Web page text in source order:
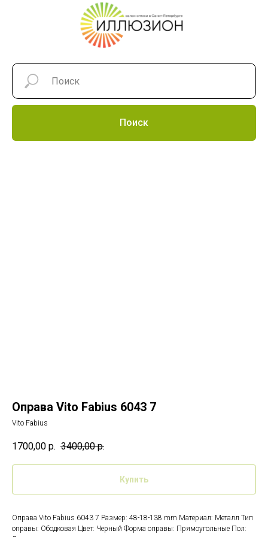
Поиск
Оправа Vito Fabius 6043 7
Vito Fabius
1700,00 р. 3400,00 р.
Купить
Оправа Vito Fabius 6043 7 Размер: 48-18-138 mm Материал: Металл Тип
оправы: Ободковая Цвет: Черный Форма оправы: Прямоугольные Пол: